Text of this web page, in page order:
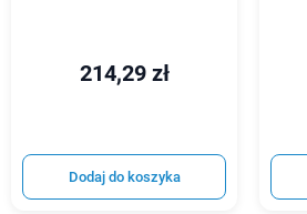
214,29 zł
Dodaj do koszyka